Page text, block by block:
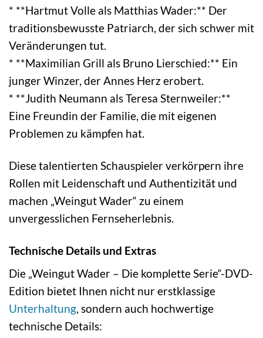
* **Hartmut Volle als Matthias Wader:** Der
traditionsbewusste Patriarch, der sich schwer mit
Veränderungen tut.
* **Maximilian Grill als Bruno Lierschied:** Ein
junger Winzer, der Annes Herz erobert.
* **Judith Neumann als Teresa Sternweiler:**
Eine Freundin der Familie, die mit eigenen
Problemen zu kämpfen hat.
Diese talentierten Schauspieler verkörpern ihre
Rollen mit Leidenschaft und Authentizität und
machen „Weingut Wader“ zu einem
unvergesslichen Fernseherlebnis.
Technische Details und Extras
Die „Weingut Wader – Die komplette Serie“-DVD-
Edition bietet Ihnen nicht nur erstklassige
Unterhaltung, sondern auch hochwertige
technische Details: